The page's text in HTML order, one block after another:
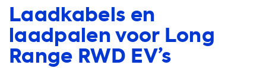
Laadkabels en
laadpalen voor Long
Range RWD EV’s